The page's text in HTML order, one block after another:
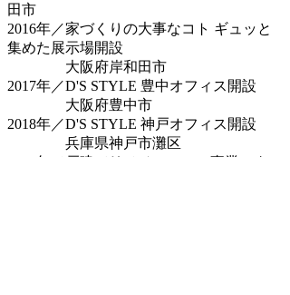
田市
2016年／家づくりの大事なコト ギュッと
集めた展示場開設
大阪府岸和田市
2017年／D'S STYLE 豊中オフィス開設
大阪府豊中市
2018年／D'S STYLE 神戸オフィス開設
兵庫県神戸市灘区
2019年／戸建てリノベーション事業スター